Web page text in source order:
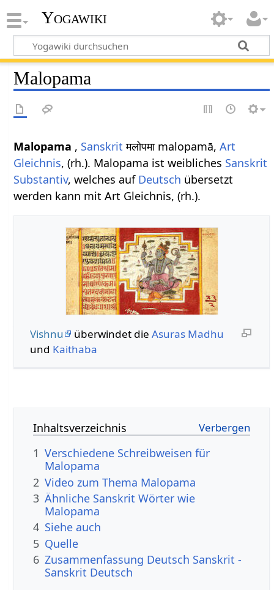
Yogawiki
Malopama
Malopama , Sanskrit मलोपमा malopamā,Art
Gleichnis, (rh.). Malopama ist weibliches Sanskrit
Substantiv, welches auf Deutsch übersetzt
werden kann mit Art Gleichnis, (rh.).
Vishnu überwindet die Asuras Madhu
und Kaithaba
Inhaltsverzeichnis
1 Verschiedene Schreibweisen für
Malopama
2 Video zum Thema Malopama
3 Ähnliche Sanskrit Wörter wie
Malopama
4 Siehe auch
5 Quelle
6 Zusammenfassung Deutsch Sanskrit -
Sanskrit Deutsch